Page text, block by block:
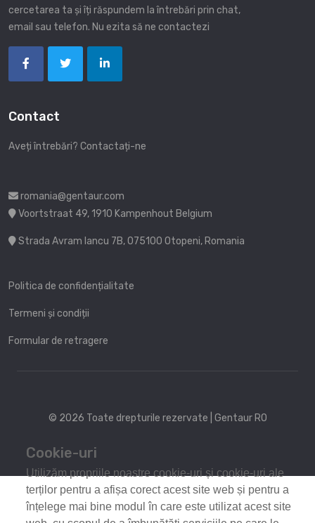
cercetarea ta și îți răspundem la întrebări prin chat,
email sau telefon. Nu ezita să ne contactezi
Contact
Aveți întrebări? Contactați-ne
romania@gentaur.com
Voortstraat 49, 1910 Kampenhout Belgium
Strada Avram Iancu 7B, 075100 Otopeni, Romania
Politica de confidențialitate
Termeni și condiții
Formular de retragere
© 2026 Toate drepturile rezervate | Gentaur RO
Cookie-uri
Utilizăm propriile noastre cookie-uri și cookie-uri ale
terților pentru a afișa corect acest site web și pentru a
înțelege mai bine modul în care este utilizat acest site